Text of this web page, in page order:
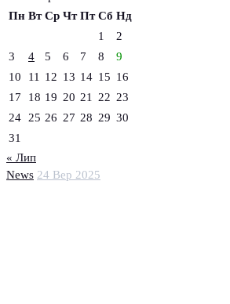
News 24 Вер 2025
Пн Вт Ср Чт Пт Сб Нд
1
2
3
4 5 6 7 8
9
10
11 12 13 14 15 16
17
18 19 20 21 22 23
24
25 26 27 28 29 30
31
« Лип